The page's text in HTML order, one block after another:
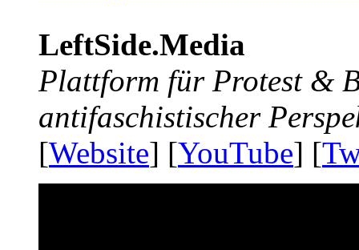
LeftSide.Media
Plattform für Protest &
antifaschistischer
[Website] [YouTube] [